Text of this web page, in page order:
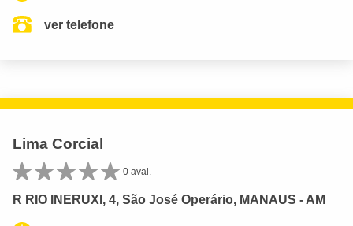
ver telefone
Lima Corcial
0 aval.
R RIO INERUXI, 4, São José Operário, MANAUS - AM